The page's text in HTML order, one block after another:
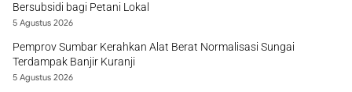
Bersubsidi bagi Petani Lokal
5 Agustus 2026
Pemprov Sumbar Kerahkan Alat Berat Normalisasi Sungai
Terdampak Banjir Kuranji
5 Agustus 2026